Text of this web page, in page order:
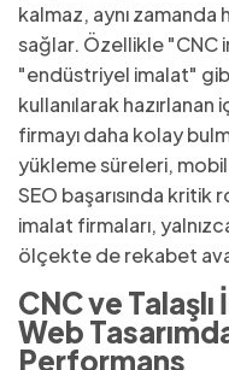
kalmaz, aynı
sağlar. Özellikle "CNC
"endüstriyel imalat"
kullanılarak
firmayı daha kolay
yükleme süreleri,
SEO başarısında
imalat firmaları,
ölçekte de rekabet
CNC ve
Web
Performans